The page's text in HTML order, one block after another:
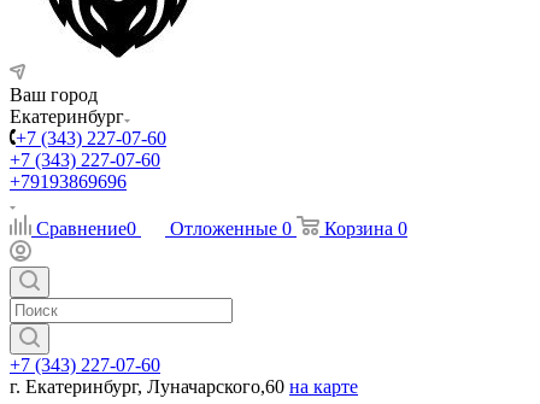
Ваш город
Екатеринбург
+7 (343) 227-07-60
+7 (343) 227-07-60
+79193869696
Сравнение0 Отложенные 0 Корзина 0
+7 (343) 227-07-60
г. Екатеринбург, Луначарского,60 на карте